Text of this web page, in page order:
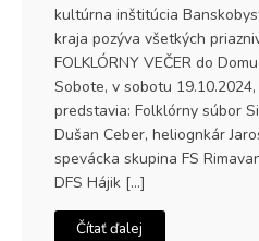
kultúrna inštitúcia
kraja pozýva všetkých
FOLKLÓRNY VEČER do
Sobote, v sobotu
predstavia: Folklórny súbor
Dušan Ceber, heliognkár
spevácka skupina FS
DFS Hájik […]
Čítať ďalej